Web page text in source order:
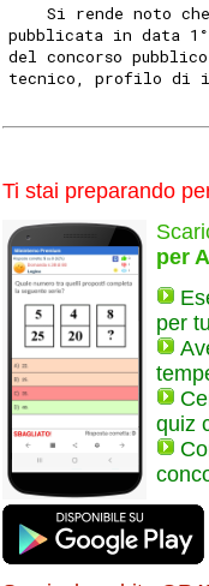
Si rende noto
pubblicata in data
del concorso
tecnico, profilo di
Ti stai preparando
per
per
quiz